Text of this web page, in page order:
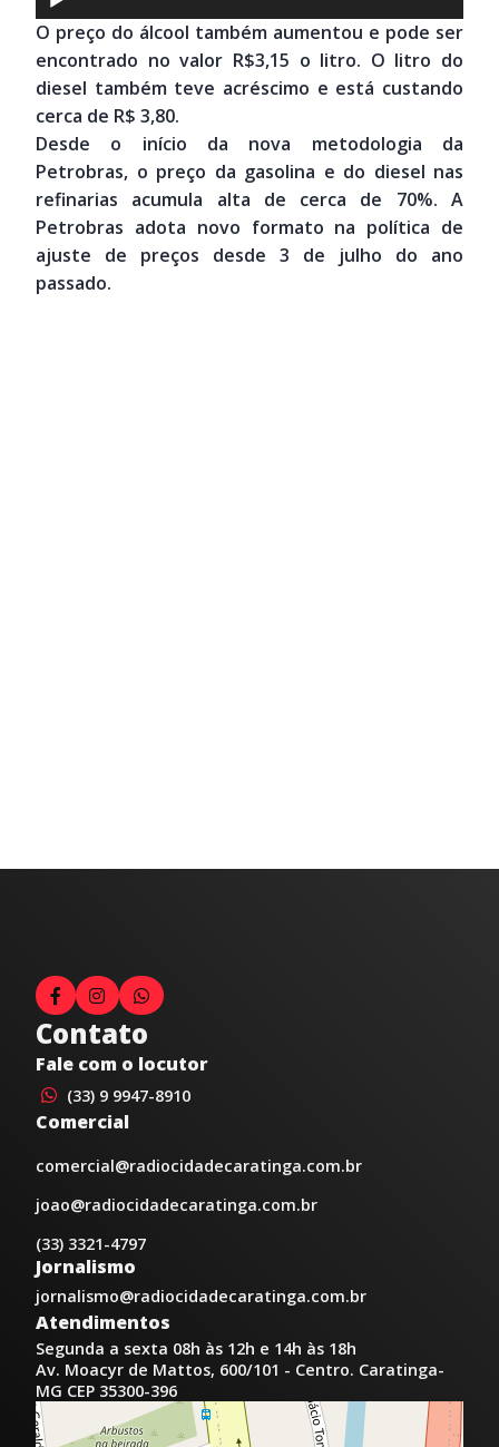
de
áudio
O preço do álcool também aumentou e pode ser
encontrado no valor R$3,15 o litro. O litro do
diesel também teve acréscimo e está custando
cerca de R$ 3,80.
Desde o início da nova metodologia da
Petrobras, o preço da gasolina e do diesel nas
refinarias acumula alta de cerca de 70%. A
Petrobras adota novo formato na política de
ajuste de preços desde 3 de julho do ano
passado.
Contato
Fale com o locutor
(33) 9 9947-8910
Comercial
comercial@radiocidadecaratinga.com.br
joao@radiocidadecaratinga.com.br
(33) 3321-4797
Jornalismo
jornalismo@radiocidadecaratinga.com.br
Atendimentos
Segunda a sexta 08h às 12h e 14h às 18h
Av. Moacyr de Mattos, 600/101 - Centro. Caratinga-
MG CEP 35300-396